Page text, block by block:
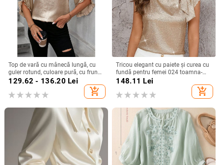
Top de vară cu mânecă lungă, cu
guler rotund, culoare pură, cu frunze
de lotus, pentru femei, stil simplu,
Amazon, export transfrontalier
european și american, 2025
129.62 - 136.20 Lei
add_shopping_cart
Tricou elegant cu paiete și curea cu
fundă pentru femei 024 toamna-
iarna nou, mânecă zburătoare,
148.11 Lei
add_shopping_cart